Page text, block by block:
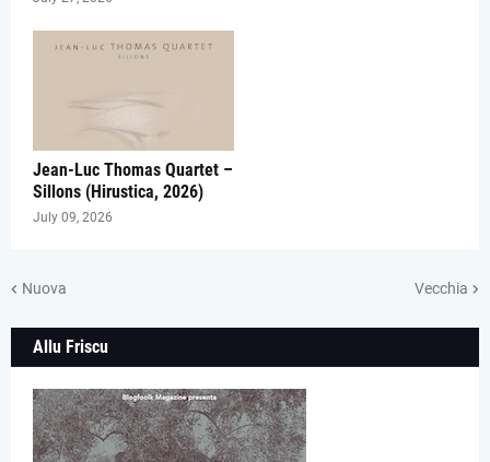
Jean-Luc Thomas Quartet –
Sillons (Hirustica, 2026)
July 09, 2026
Nuova Vecchia
Allu Friscu